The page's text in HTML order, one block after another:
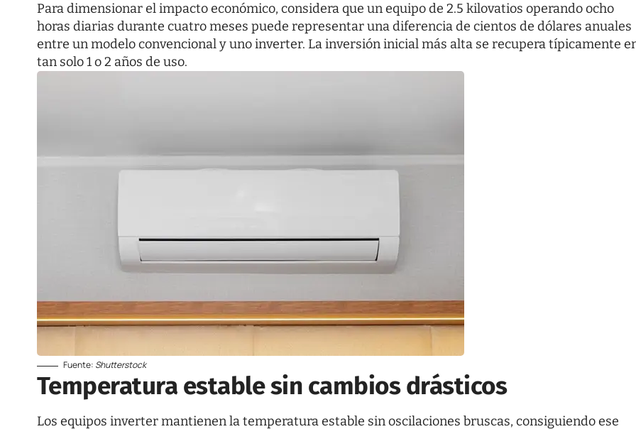
Para dimensionar el impacto económico, considera que un equipo de 2.5 kilovatios operando ocho
horas diarias durante cuatro meses puede representar una diferencia de cientos de dólares anuales
entre un modelo convencional y uno inverter. La inversión inicial más alta se recupera típicamente
tan solo 1 o 2 años de uso.
Fuente: Shutterstock
Temperatura estable sin cambios drásticos
Los equipos inverter mantienen la temperatura estable sin oscilaciones bruscas, consiguiendo ese